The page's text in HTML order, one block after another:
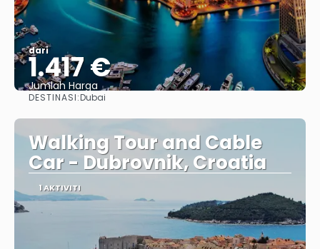
dari
1.417 €
Jumlah Harga
DESTINASI:Dubai
Walking Tour and Cable
Car - Dubrovnik, Croatia
1 AKTIVITI